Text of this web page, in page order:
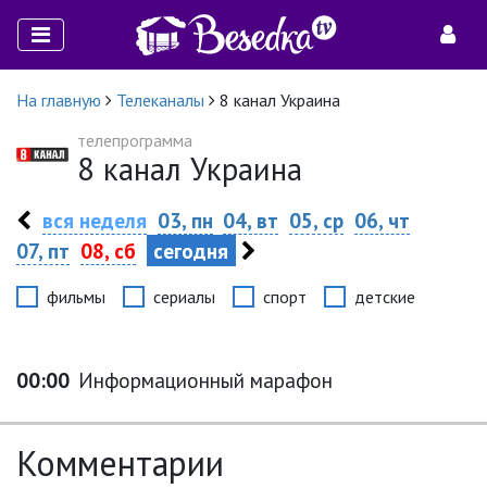
На главную Телеканалы
8 канал Украина
телепрограмма
8 канал Украина
вся неделя 03, пн 04, вт 05, ср 06, чт
07, пт 08, сб сегодня
фильмы сериалы спорт детские
00:00 Информационный марафон
Комментарии